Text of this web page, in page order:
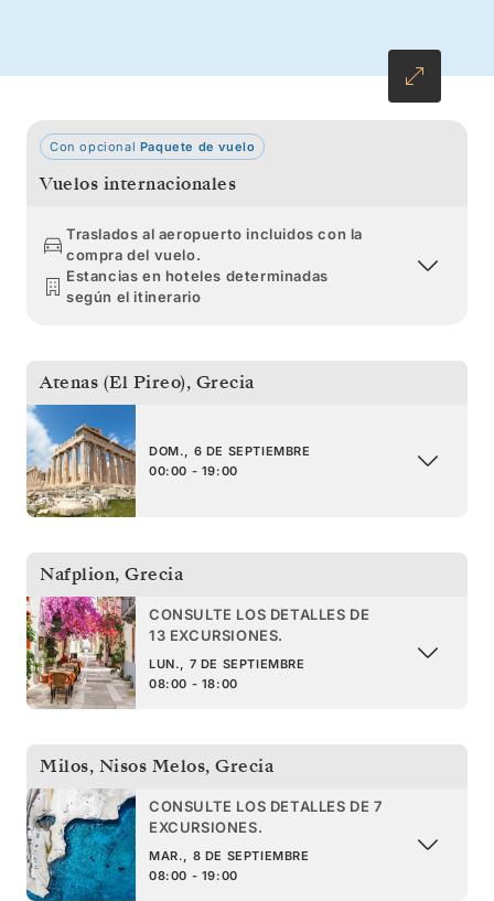
Con opcional Paquete de vuelo
Vuelos internacionales
Traslados al aeropuerto incluidos con la
compra del vuelo.
Estancias en hoteles determinadas
según el itinerario
Atenas (El Pireo), Grecia
DOM., 6 DE SEPTIEMBRE
00:00 - 19:00
Nafplion, Grecia
CONSULTE LOS DETALLES DE
13 EXCURSIONES.
LUN., 7 DE SEPTIEMBRE
08:00 - 18:00
Milos, Nisos Melos, Grecia
CONSULTE LOS DETALLES DE 7
EXCURSIONES.
MAR., 8 DE SEPTIEMBRE
08:00 - 19:00